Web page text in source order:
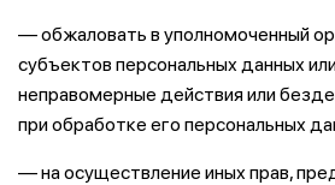
— обжаловать в уполномоченный
субъектов персональных данных
неправомерные действия или
при обработке его персональных
— на осуществление иных прав,